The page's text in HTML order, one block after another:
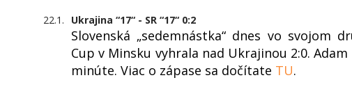
22.1. Ukrajina “17“ - SR “17“ 0:2
Slovenská „sedemnástka“ dnes vo svojom
Cup v Minsku vyhrala nad Ukrajinou 2:0.
minúte. Viac o zápase sa dočítate TU.